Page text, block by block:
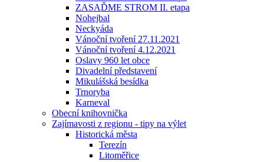
ZASAĎME STROM II. etapa
Nohejbal
Neckyáda
Vánoční tvoření 27.11.2021
Vánoční tvoření 4.12.2021
Oslavy 960 let obce
Divadelní představení
Mikulášská besídka
Trnoryba
Karneval
Obecní knihovnička
Zajímavosti z regionu - tipy na výlet
Historická města
Terezín
Litoměřice